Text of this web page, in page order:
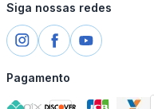
Siga nossas redes
Pagamento